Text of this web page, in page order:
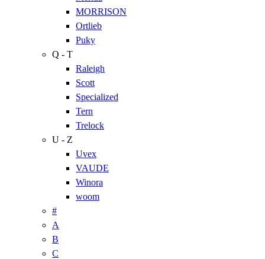
MORRISON
Ortlieb
Puky
Q - T
Raleigh
Scott
Specialized
Tern
Trelock
U - Z
Uvex
VAUDE
Winora
woom
#
A
B
C